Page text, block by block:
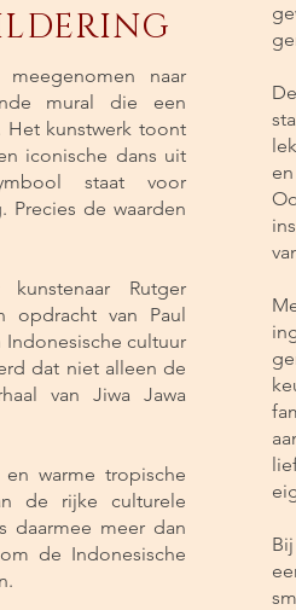
naar
mural die een
Het kunstwerk toont
iconische dans uit
staat voor
Precies de waarden
Rutger
opdracht van Paul
cultuur
dat niet alleen de
van Jiwa Jawa
warme tropische
de rijke culturele
daarmee meer dan
de Indonesische